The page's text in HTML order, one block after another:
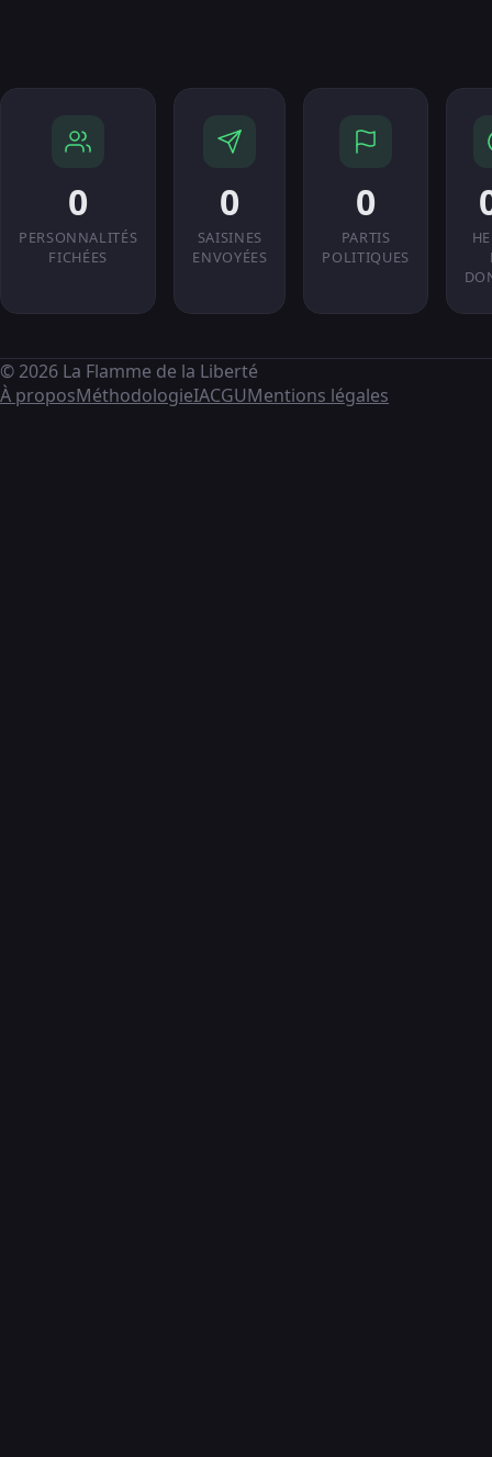
0
PERSONNALITÉS
FICHÉES
0
SAISINES
ENVOYÉES
0
PARTIS
POLITIQUES
© 2026 La Flamme de la Liberté
À proposMéthodologieIACGUMentions légales